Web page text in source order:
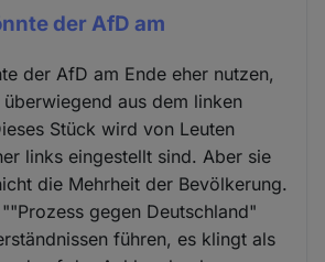
der AfD am
der AfD am Ende eher nutzen,
aus dem linken
Stück wird von Leuten
links eingestellt sind. Aber sie
die Mehrheit der Bevölkerung.
gegen Deutschland"
führen, es klingt als